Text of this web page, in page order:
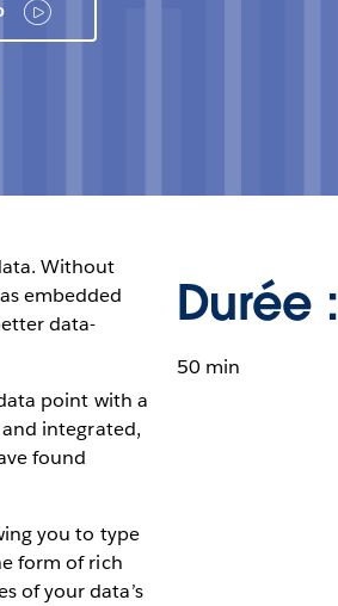
Without
embedded
data-
point with a
integrated,
found
you to type
form of rich
of your data’s
Durée :
50 min